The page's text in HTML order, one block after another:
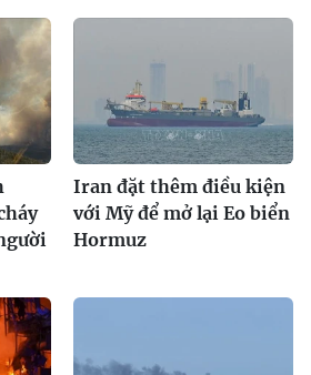
Iran đặt thêm điều kiện
với Mỹ để mở lại Eo biển
Hormuz